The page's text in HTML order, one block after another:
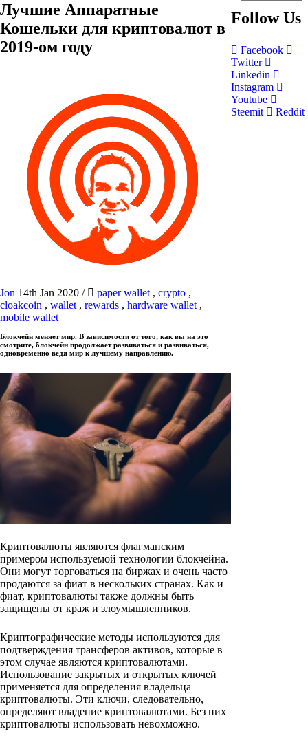
Лучшие Аппаратные
Кошельки для криптовалют в
2019-ом году
Jon 14th Jan 2020 / paper wallet , crypto ,
cloakcoin , wallet , rewards , hardware wallet ,
mobile wallet
Блокчейн меняет мир. В зависимости от того, как вы на это
смотрите, блокчейн продолжает развиваться и развиваться,
одновременно ведя мир к лучшему направлению.
Криптовалюты являются флагманским
примером используемой технологии блокчейна.
Они могут торговаться на биржах и очень часто
продаются за фиат в нескольких странах. Как и
фиат, криптовалюты также должны быть
защищены от краж и злоумышленников.
Криптографические методы используются для
подтверждения трансферов активов, которые в
этом случае являются криптовалютами.
Использование закрытых и открытых ключей
применяется для определения владельца
криптовалюты. Эти ключи, следовательно,
определяют владение криптовалютами. Без них
криптовалюты использовать невохможно.
Follow Us
Facebook
Twitter
Linkedin
Instagram
Youtube
Steemit
Reddit